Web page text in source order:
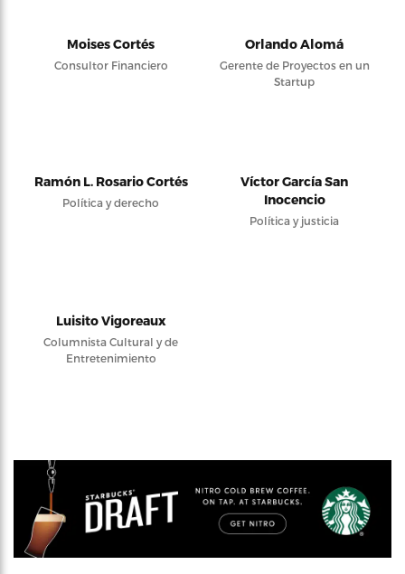
Moises Cortés
Consultor Financiero
Orlando Alomá
Gerente de Proyectos en un
Startup
Ramón L. Rosario Cortés
Política y derecho
Víctor García San
Inocencio
Política y justicia
Luisito Vigoreaux
Columnista Cultural y de
Entretenimiento